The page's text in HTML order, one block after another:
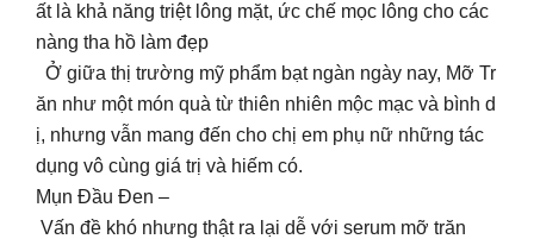
ất là khả năng triệt lông mặt, ức chế mọc lông cho các
nàng tha hồ làm đẹp
Ở giữa thị trường mỹ phẩm bạt ngàn ngày nay, Mỡ Tr
ăn như một món quà từ thiên nhiên mộc mạc và bình d
ị, nhưng vẫn mang đến cho chị em phụ nữ những tác
dụng vô cùng giá trị và hiếm có.
Mụn Đầu Đen –
Vấn đề khó nhưng thật ra lại dễ với serum mỡ trăn